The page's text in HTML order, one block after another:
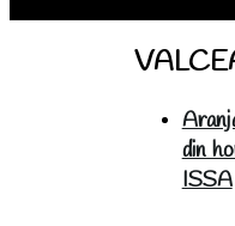
din
ISSA